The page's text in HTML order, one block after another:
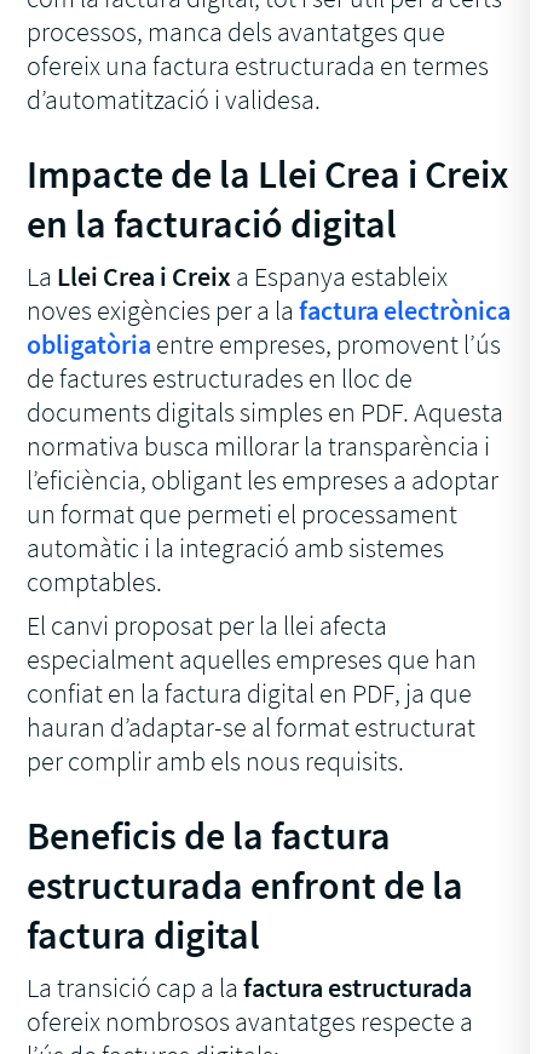
processos, manca dels avantatges que
ofereix una factura estructurada en termes
d’automatització i validesa.
Impacte de la Llei Crea i Creix
en la facturació digital
La Llei Crea i Creix a Espanya estableix
noves exigències per a lafactura electrònica
obligatòria entre empreses, promovent l’ús
de factures estructurades en lloc de
documents digitals simples en PDF. Aquesta
normativa busca millorar la transparència i
l’eficiència, obligant les empreses a adoptar
un format que permeti el processament
automàtic i la integració amb sistemes
comptables.
El canvi proposat per la llei afecta
especialment aquelles empreses que han
confiat en la factura digital en PDF, ja que
hauran d’adaptar-se al format estructurat
per complir amb els nous requisits.
Beneficis de la factura
estructurada enfront de la
factura digital
La transició cap a lafactura estructurada
ofereix nombrosos avantatges respecte a